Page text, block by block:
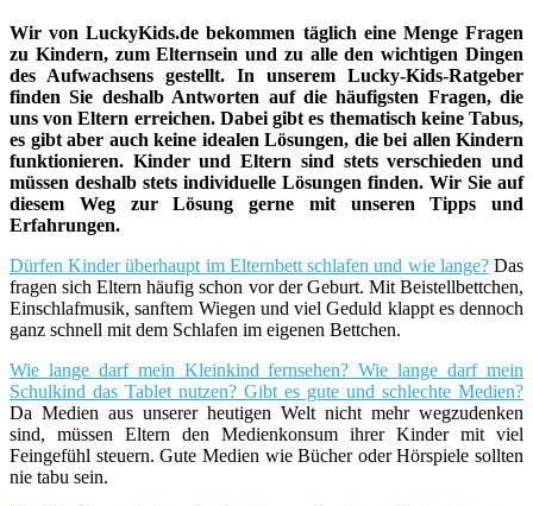
Wir von LuckyKids.de bekommen täglich eine Menge Fragen
zu Kindern, zum Elternsein und zu alle den wichtigen Dingen
des Aufwachsens gestellt. In unserem Lucky-Kids-Ratgeber
finden Sie deshalb Antworten auf die häufigsten Fragen, die
uns von Eltern erreichen. Dabei gibt es thematisch keine Tabus,
es gibt aber auch keine idealen Lösungen, die bei allen Kindern
funktionieren. Kinder und Eltern sind stets verschieden und
müssen deshalb stets individuelle Lösungen finden. Wir Sie auf
diesem Weg zur Lösung gerne mit unseren Tipps und
Erfahrungen.
Dürfen Kinder überhaupt im Elternbett schlafen und wie lange?Das
fragen sich Eltern häufig schon vor der Geburt. Mit Beistellbettchen,
Einschlafmusik, sanftem Wiegen und viel Geduld klappt es dennoch
ganz schnell mit dem Schlafen im eigenen Bettchen.
Wie lange darf mein Kleinkind fernsehen? Wie lange darf mein
Schulkind das Tablet nutzen? Gibt es gute und schlechte Medien?
Da Medien aus unserer heutigen Welt nicht mehr wegzudenken
sind, müssen Eltern den Medienkonsum ihrer Kinder mit viel
Feingefühl steuern. Gute Medien wie Bücher oder Hörspiele sollten
nie tabu sein.